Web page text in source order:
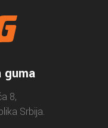
guma
8,
Srbija.